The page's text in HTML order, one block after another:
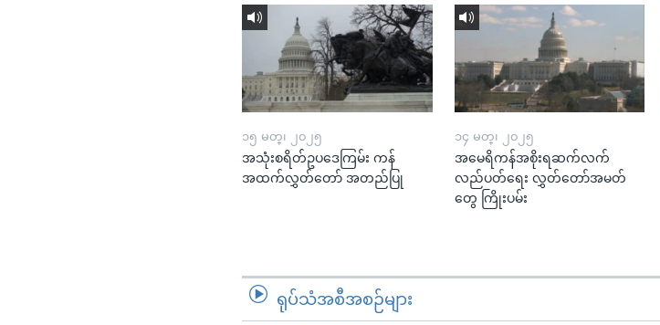
၁၅ မတ္၊ ၂၀၂၅
အသုံးစရိတ်ဥပဒေကြမ်း ကန်
အထက်လွှတ်တော် အတည်ပြု
၁၄ မတ္၊ ၂၀၂၅
အမေရိကန်အစိုးရဆက်လက်
လည်ပတ်ရေး လွှတ်တော်အမတ်
တွေ ကြိုးပမ်း
ရုပ်သံအစီအစဉ်များ